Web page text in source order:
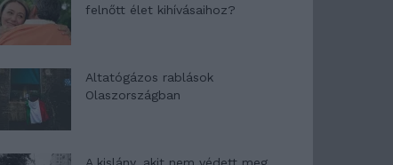
felnőtt élet kihívásaihoz?
Altatógázos rablások
Olaszországban